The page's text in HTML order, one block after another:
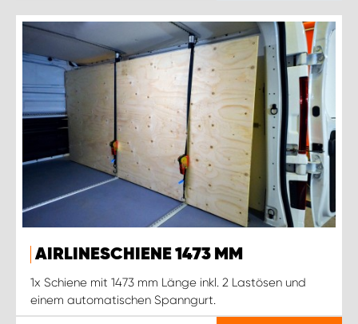
AIRLINESCHIENE 1473 MM
1x Schiene mit 1473 mm Länge inkl. 2 Lastösen und
einem automatischen Spanngurt.